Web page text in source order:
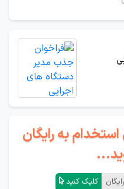
استخدام به رایگان
کلیک کنید